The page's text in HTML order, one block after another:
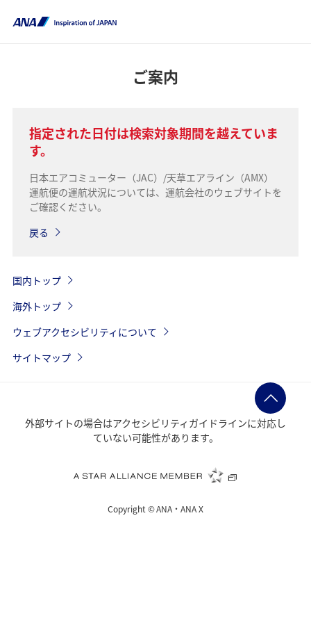
ご案内
指定された日付は検索対象期間を越えていま
す。
日本エアコミューター（JAC）/天草エアライン（AMX）
運航便の運航状況については、運航会社のウェブサイトを
ご確認ください。
戻る
国内トップ
海外トップ
ウェブアクセシビリティについて
サイトマップ
外部サイトの場合はアクセシビリティガイドラインに対応し
ていない可能性があります。
Copyright ©ANA・ANA X